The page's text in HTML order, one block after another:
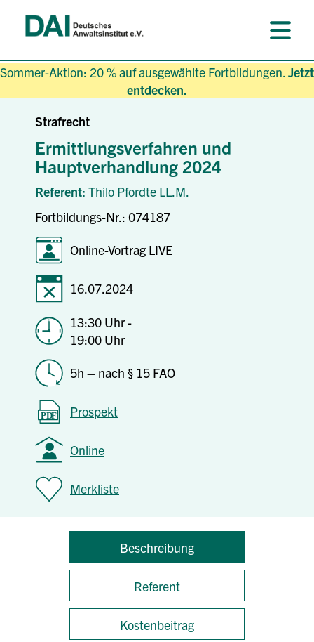
Sommer-Aktion: 20 % auf ausgewählte Fortbildungen.Jetzt
entdecken.
Strafrecht
Ermittlungsverfahren und
Hauptverhandlung 2024
Referent: Thilo Pfordte LL.M.
Fortbildungs-Nr.: 074187
Online-Vortrag LIVE
16.07.2024
13:30 Uhr -
19:00 Uhr
5h – nach § 15 FAO
Prospekt
Online
Merkliste
Beschreibung
Referent
Kostenbeitrag